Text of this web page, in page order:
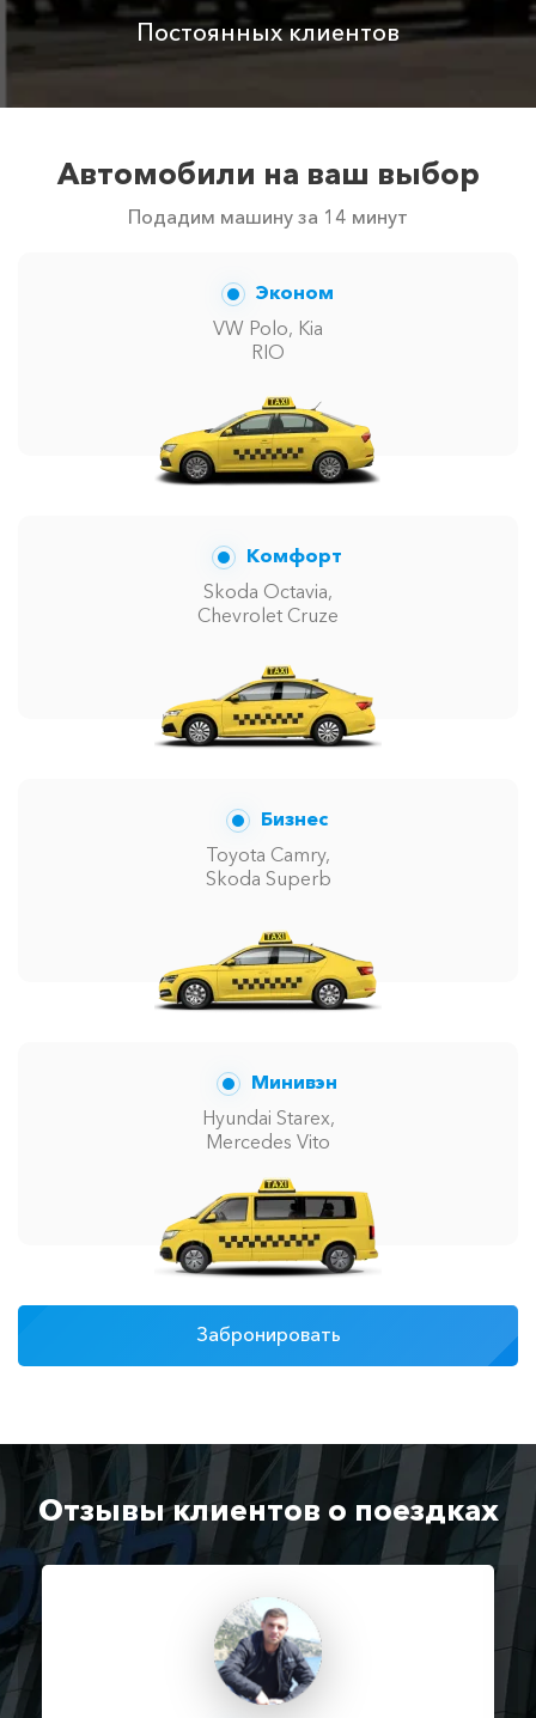
Постоянных клиентов
Автомобили на ваш выбор
Подадим машину за 14 минут
Эконом
VW Polo, Kia
RIO
Комфорт
Skoda Octavia,
Chevrolet Cruze
Бизнес
Toyota Camry,
Skoda Superb
Минивэн
Hyundai Starex,
Mercedes Vito
Забронировать
Отзывы клиентов о поездках